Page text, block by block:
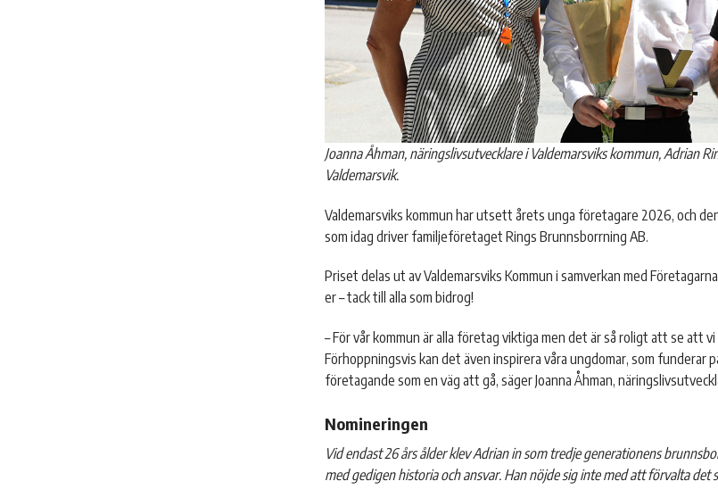
Joanna Åhman, näringslivsutvecklare i Valdemarsviks kommun, Adrian
Valdemarsvik.
Valdemarsviks kommun har utsett årets unga företagare 2026, och
som idag driver familjeföretaget Rings Brunnsborrning AB.
Priset delas ut av Valdemarsviks Kommun i samverkan med
er – tack till alla som bidrog!
– För vår kommun är alla företag viktiga men det är så roligt att se att
Förhoppningsvis kan det även inspirera våra ungdomar, som funderar
företagande som en väg att gå, säger Joanna Åhman,
Nomineringen
Vid endast 26 års ålder klev Adrian in som tredje generationens
med gedigen historia och ansvar. Han nöjde sig inte med att förvalta